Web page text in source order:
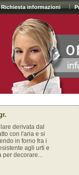
Richiesta informazioni
derivata dal
con l'aria e si
in forno fra i
agli urti e
per decorare...